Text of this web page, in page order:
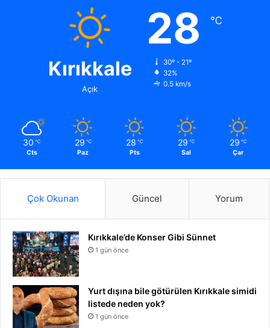
Kırıkkale
Açık
28 ℃
30º - 21º
32%
0.5 km/s
30 ℃
Cts
29 ℃
Paz
28 ℃
Pts
29 ℃
Sal
29 ℃
Çar
Çok Okunan Güncel Yorum
Kırıkkale’de Konser Gibi Sünnet
1 gün önce
Yurt dışına bile götürülen Kırıkkale simidi
listede neden yok?
1 gün önce